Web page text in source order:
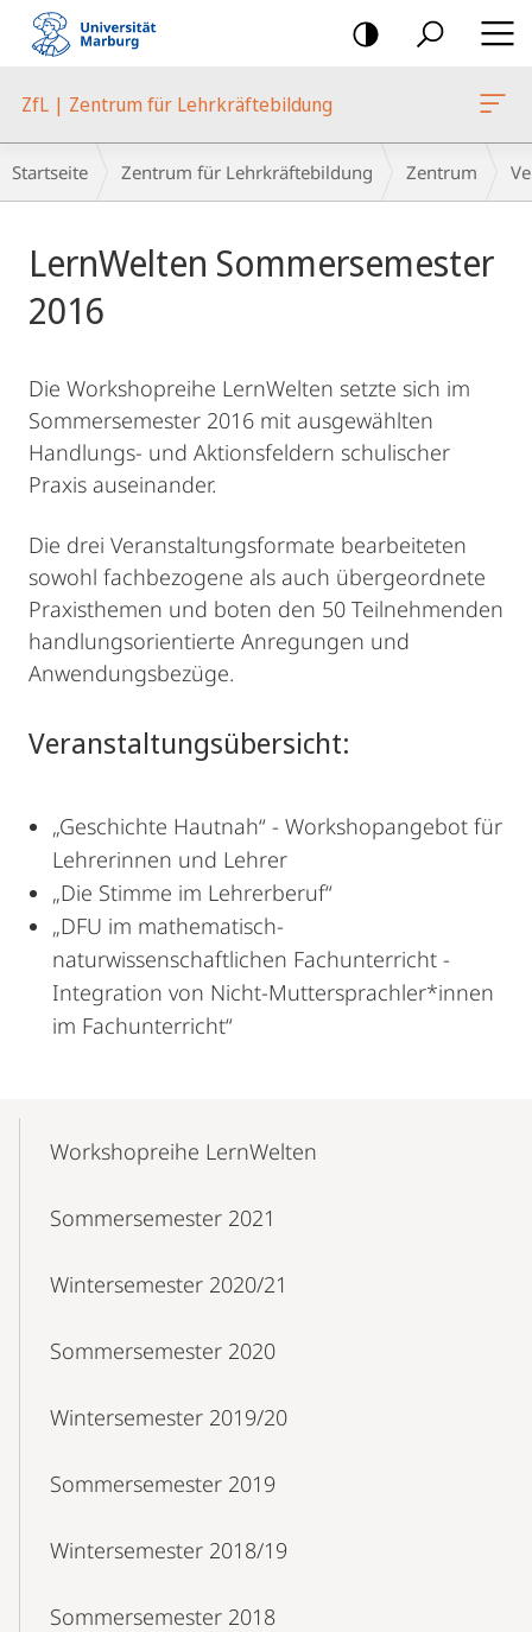
Mobile-
Navigation
ZfL | Zentrum für Lehrkräftebildung
Breadcrumb-
Navigation
Startseite Zentrum für Lehrkräftebildung Zentrum
LernWelten Sommersemester
2016
Die Workshopreihe LernWelten setzte sich im
Sommersemester 2016 mit ausgewählten
Handlungs- und Aktionsfeldern schulischer
Praxis auseinander.
Die drei Veranstaltungsformate bearbeiteten
sowohl fachbezogene als auch übergeordnete
Praxisthemen und boten den 50 Teilnehmenden
handlungsorientierte Anregungen und
Anwendungsbezüge.
Veranstaltungsübersicht:
„Geschichte Hautnah“ - Workshopangebot für
Lehrerinnen und Lehrer
„Die Stimme im Lehrerberuf“
„DFU im mathematisch-
naturwissenschaftlichen Fachunterricht -
Integration von Nicht-Muttersprachler*innen
im Fachunterricht“
NavigationWorkshopreihe LernWelten
Sommersemester 2021
Wintersemester 2020/21
Sommersemester 2020
Wintersemester 2019/20
Sommersemester 2019
Wintersemester 2018/19
Sommersemester 2018